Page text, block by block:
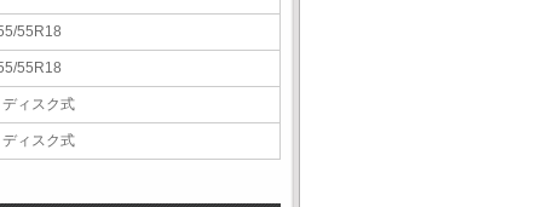
55R18
55R18
ィスク式
ィスク式